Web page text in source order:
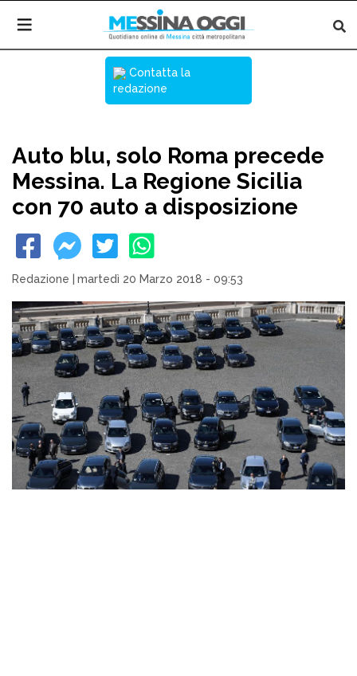
Contatta la
redazione
Auto blu, solo Roma precede
Messina. La Regione Sicilia
con 70 auto a disposizione
Redazione martedì 20 Marzo 2018 - 09:53